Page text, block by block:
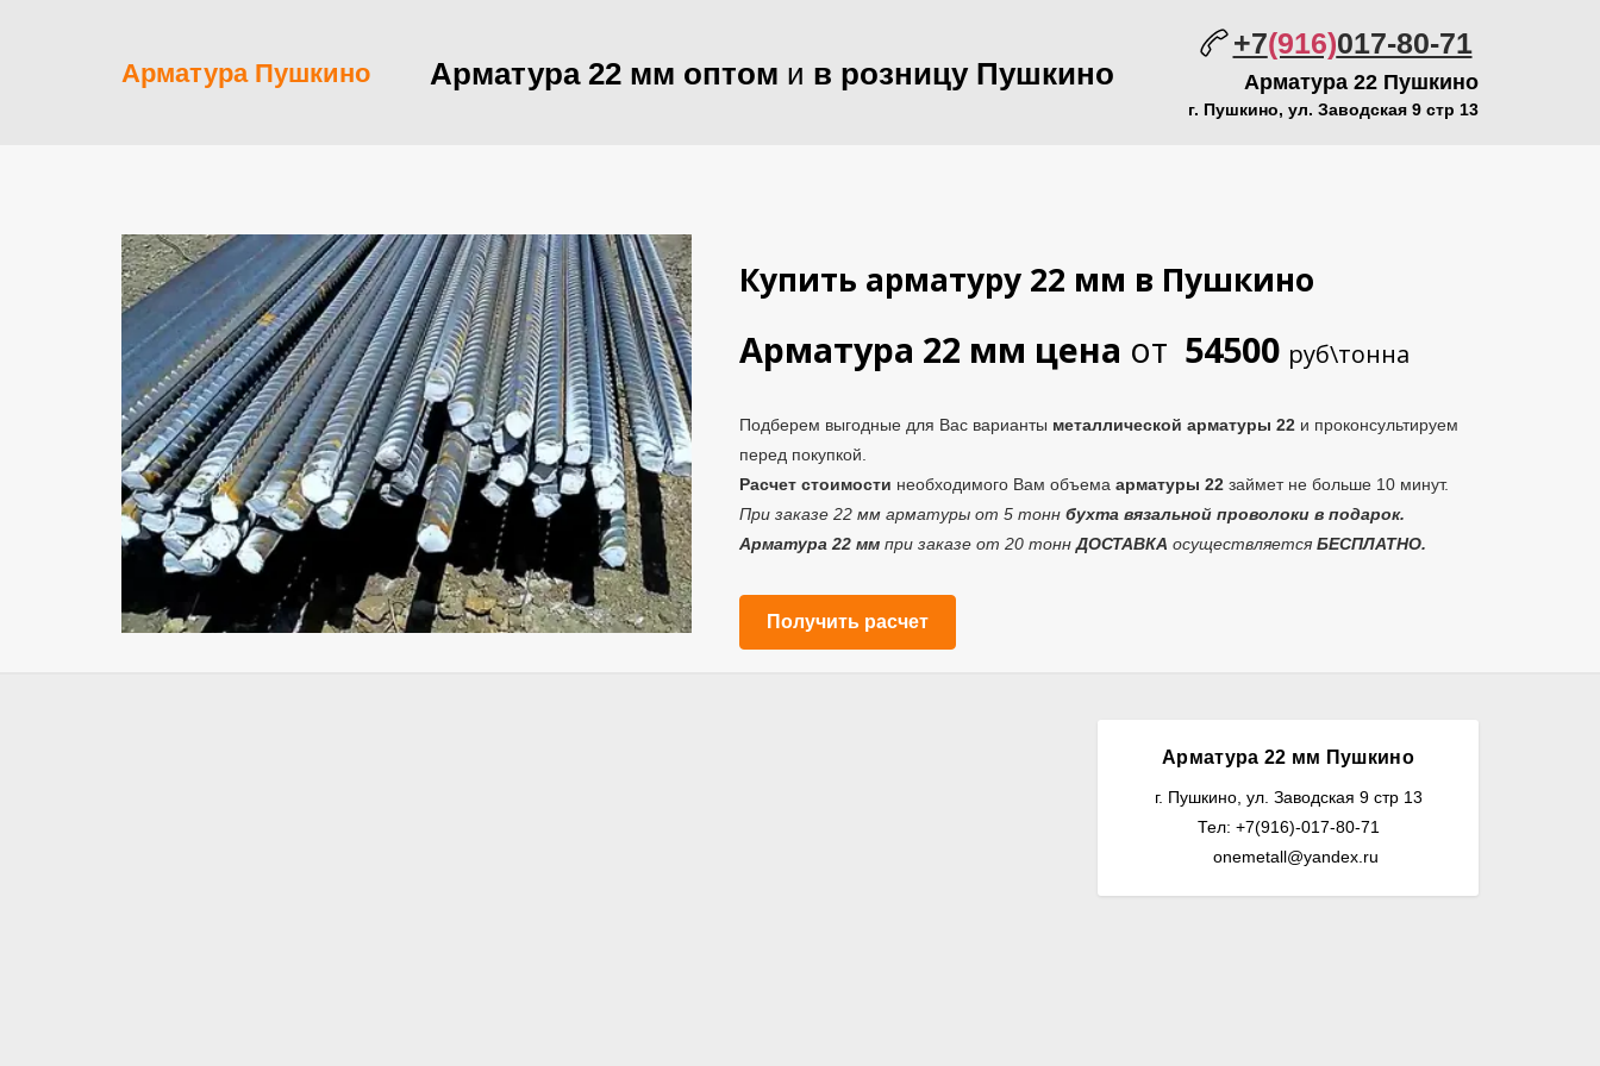
Арматура Пушкино Арматура 22 мм оптом и в розницу Пушкино
+7(916)017-80-71
Арматура 22 Пушкино
г. Пушкино, ул. Заводская 9 стр 13
Купить арматуру 22 мм в Пушкино
Арматура 22 мм цена от 54500 руб\тонна
Подберем выгодные для Вас варианты металлической арматуры 22и проконсультируем
перед покупкой.
Расчет стоимости необходимого Вам объема арматуры 22займет не больше 10 минут.
При заказе 22 мм арматуры от 5 тонн бухта вязальной проволоки в подарок.
Арматура 22 ммпри заказе от 20 тоннДОСТАВКА осуществляется БЕСПЛАТНО.
Получить расчет
Арматура 22 мм Пушкино
г. Пушкино, ул. Заводская 9 стр 13
Тел: +7(916)-017-80-71
onemetall@yandex.ru